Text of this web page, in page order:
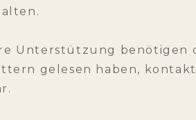
Unterstützung benötigen
gelesen haben,